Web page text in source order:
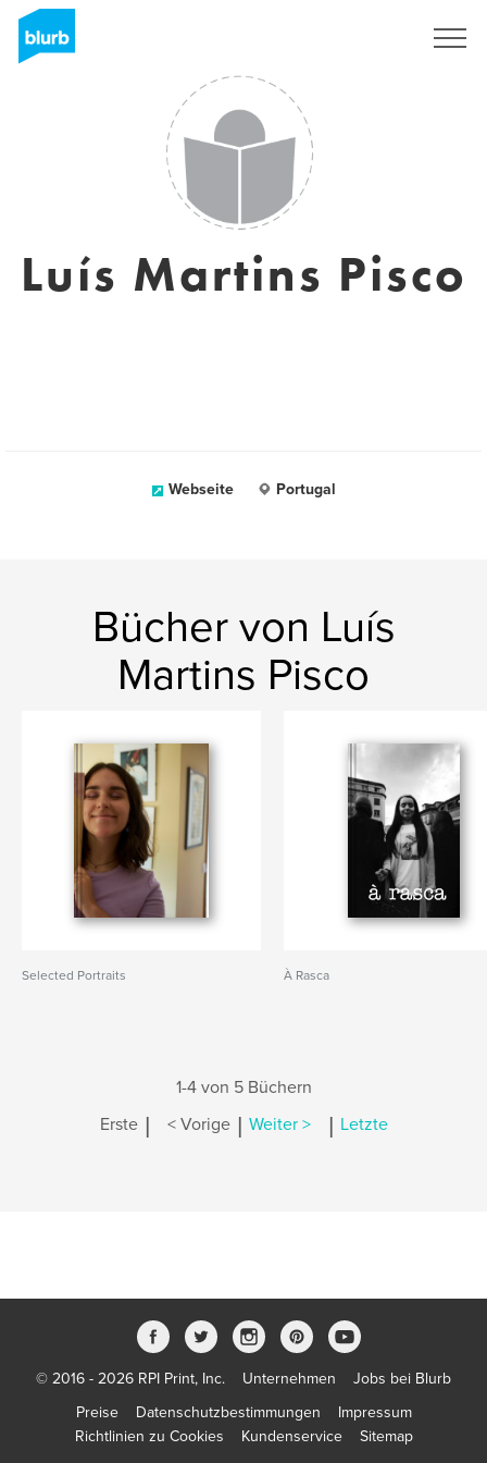
Luís Martins Pisco
Webseite Portugal
Bücher von Luís
Martins Pisco
Selected Portraits À Rasca
1-4 von 5 Büchern
Erste | < Vorige | Weiter > | Letzte
© 2016 - 2026 RPI Print, Inc. Unternehmen
Jobs bei Blurb
Preise
Datenschutzbestimmungen
Impressum
Richtlinien zu Cookies
Kundenservice Sitemap